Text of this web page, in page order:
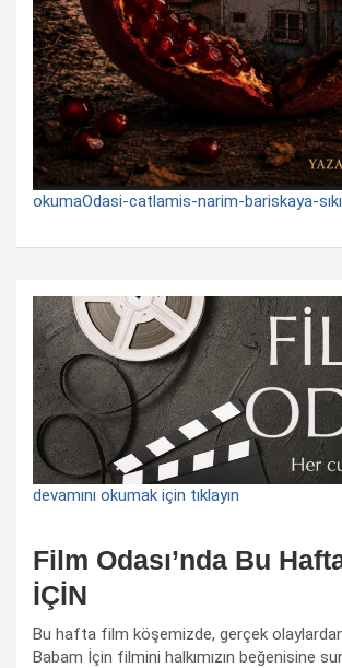
okumaOdasi-catlamis-narim-bariskaya-
devamını okumak için tıklayın
Film Odası’nda Bu
İÇİN
Bu hafta film köşemizde, gerçek
Babam İçin filmini halkımızın beğenisine